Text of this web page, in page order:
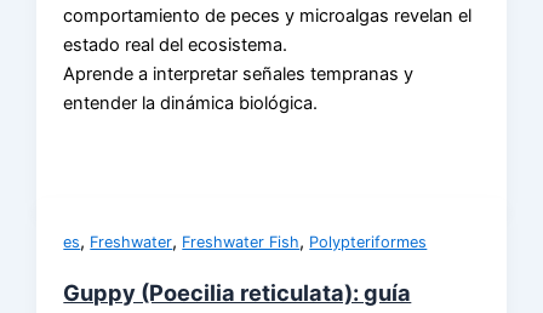
comportamiento de peces y microalgas revelan el
estado real del ecosistema.
Aprende a interpretar señales tempranas y
entender la dinámica biológica.
es, Freshwater, Freshwater Fish, Polypteriformes
Guppy (Poecilia reticulata): guía